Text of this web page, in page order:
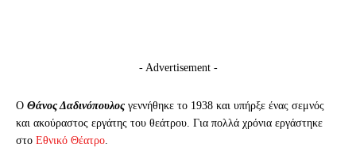
- Advertisement -
Ο Θάνος Δαδινόπουλος γεννήθηκε το 1938 και υπήρξε ένας σεμνός
και ακούραστος εργάτης του θεάτρου. Για πολλά χρόνια εργάστηκε
στο Εθνικό Θέατρο.